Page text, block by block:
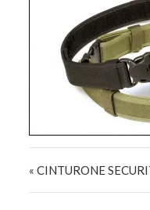
« CINTURONE